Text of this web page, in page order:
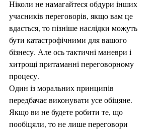
Ніколи не намагайтеся обдури інших
учасників переговорів, якщо вам це
вдасться, то пізніше наслідки можуть
бути катастрофічними для вашого
бізнесу. Але ось тактичні маневри і
хитрощі притаманні переговорному
процесу.
Один із моральних принципів
передбачає виконувати усе обіцяне.
Якщо ви не будете робити те, що
пообіцяли, то не лише переговори